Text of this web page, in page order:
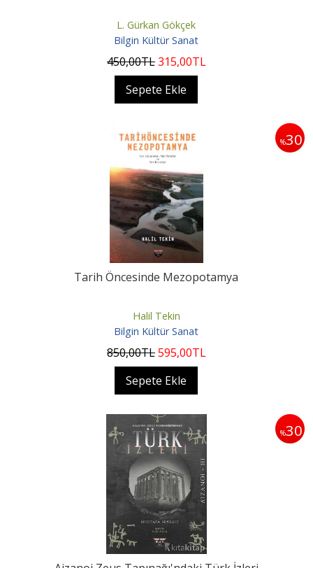
L. Gürkan Gökçek
Bilgin Kültür Sanat
450,00TL315,00TL
Sepete Ekle
%30
Tarih Öncesinde Mezopotamya
Halil Tekin
Bilgin Kültür Sanat
850,00TL595,00TL
Sepete Ekle
%30